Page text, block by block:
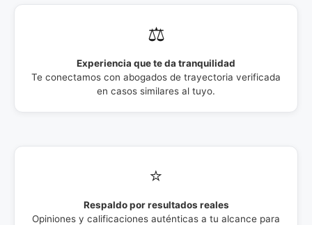
⚖️
Experiencia que te da tranquilidad
Te conectamos con abogados de trayectoria verificada
en casos similares al tuyo.
⭐
Respaldo por resultados reales
Opiniones y calificaciones auténticas a tu alcance para